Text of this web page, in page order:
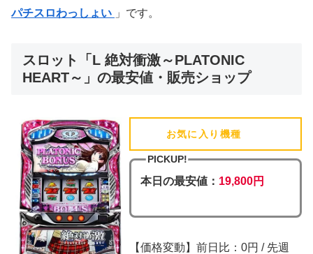
パチスロわっしょい 」です。
スロット「L 絶対衝激～PLATONIC
HEART～」の最安値・販売ショップ
お気に入り機種
PICKUP!
本日の最安値： 19,800円
【価格変動】前日比：0円 / 先週